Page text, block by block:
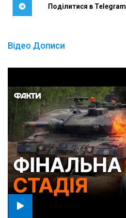
Поділитися в Telegram
Відео Дописи